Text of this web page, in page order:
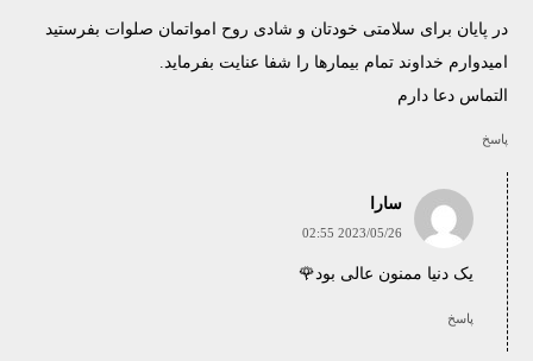
در پایان برای سلامتی خودتان و شادی روح امواتمان صلوات بفرستید
امیدوارم خداوند تمام بیمارها را شفا عنایت بفرماید.
التماس دعا دارم
پاسخ
سارا
2023/05/26 02:55
یک دنیا ممنون عالی بود🌹
پاسخ